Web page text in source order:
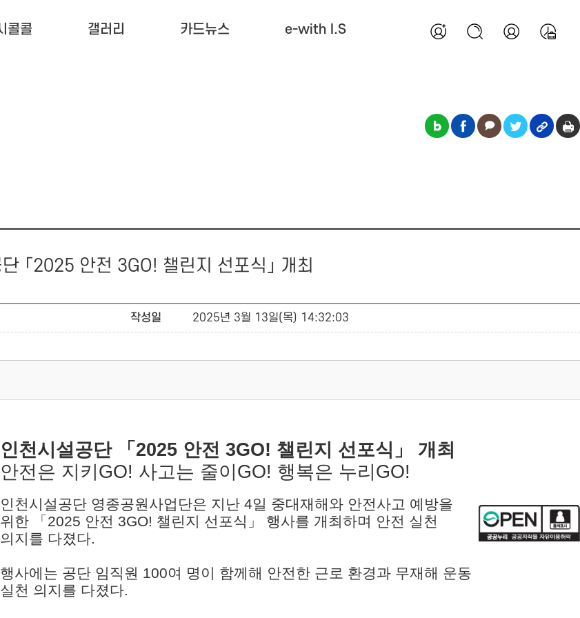
콜콜 갤러리 카드뉴스 e-with I.S
「2025 안전 3GO! 챌린지 선포식」 개최
작성일 2025년 3월 13일(목) 14:32:03
인천시설공단 「2025 안전 3GO! 챌린지 선포식」 개최
안전은 지키GO! 사고는 줄이GO! 행복은 누리GO!
인천시설공단 영종공원사업단은 지난 4일 중대재해와 안전사고 예방을
위한 「2025 안전 3GO! 챌린지 선포식」 행사를 개최하며 안전 실천
의지를 다졌다.
행사에는 공단 임직원 100여 명이 함께해 안전한 근로 환경과 무재해 운동
실천 의지를 다졌다.